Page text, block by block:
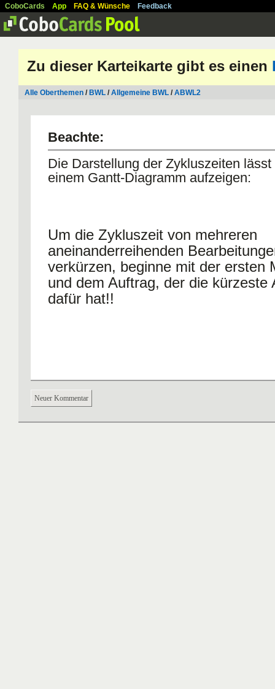
CoboCards App FAQ & Wünsche Feedback
Zu dieser Karteikarte gibt es einen
Alle Oberthemen / BWL /Allgemeine BWL /ABWL2
Beachte:
Die Darstellung der Zykluszeiten
einem Gantt-Diagramm aufzeigen:
Um die Zykluszeit von mehreren
aneinanderreihenden
verkürzen, beginne mit der ersten
und dem Auftrag, der die kürzeste
dafür hat!!
Neuer Kommentar